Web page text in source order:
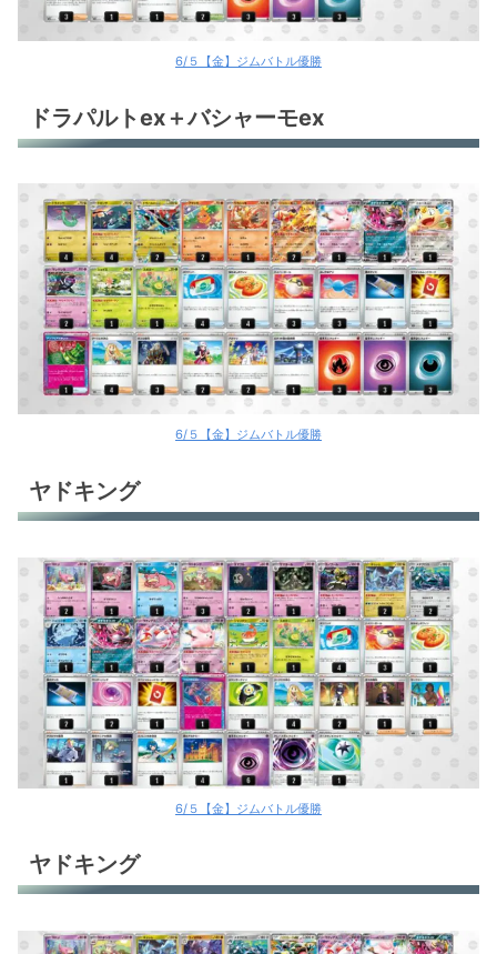
6/５【金】ジムバトル優勝
ドラパルトex＋バシャーモex
6/５【金】ジムバトル優勝
ヤドキング
6/５【金】ジムバトル優勝
ヤドキング